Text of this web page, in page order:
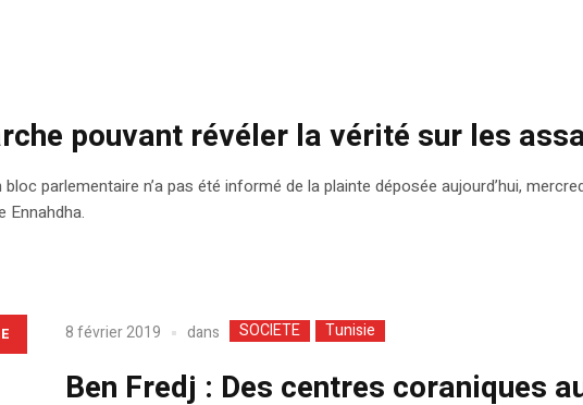
pouvant révéler la vérité sur les
parlementaire n’a pas été informé de la plainte déposée aujourd’hui,
Ennahdha.
8 février 2019 dans SOCIETE Tunisie
Ben Fredj : Des centres coraniques